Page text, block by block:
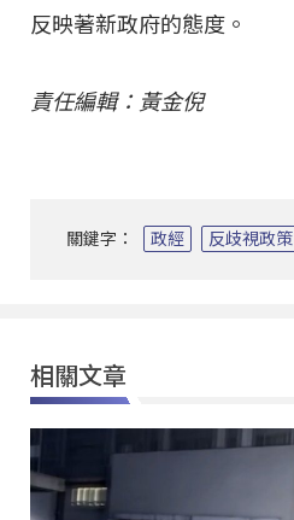
反映著新政府的態度。
責任編輯：黃金倪
關鍵字： 政經 反歧視政策
相關文章